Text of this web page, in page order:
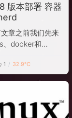
版本部署 容器
章之前我们先来
、docker和
的？ docker：
用来构建镜像、
kubenete
1 32.9℃